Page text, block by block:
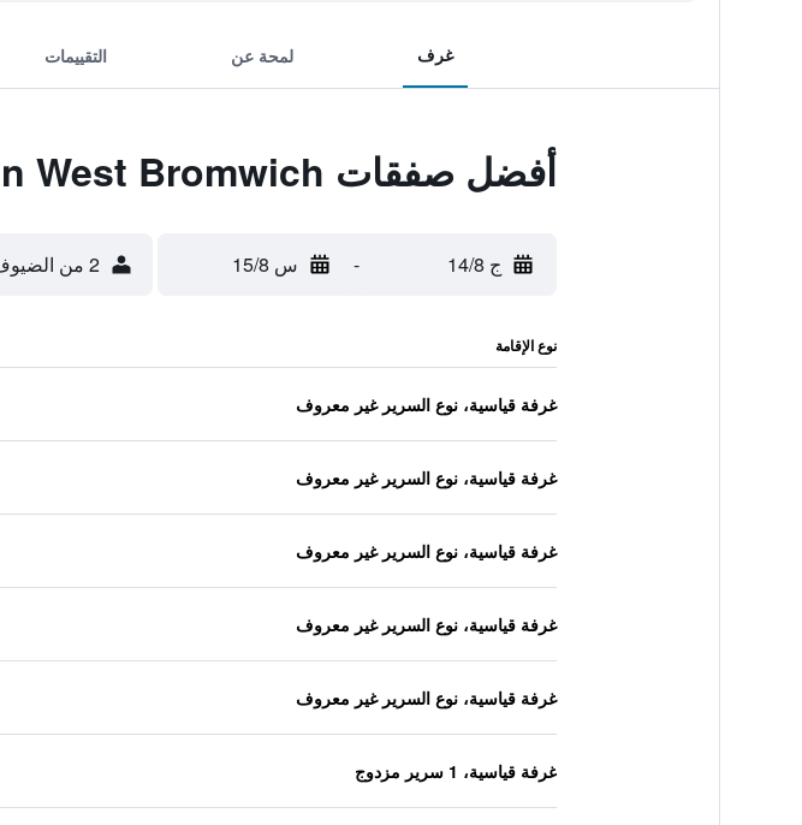
غرف لمحة عن التقييمات
أفضل صفقات Premier Inn West Bromwich
ج 14/8 - س 15/8 2 من الضيوف، غرفة واحدة
نوع الإقامة
غرفة قياسية، نوع السرير غير معروف
غرفة قياسية، نوع السرير غير معروف
غرفة قياسية، نوع السرير غير معروف
غرفة قياسية، نوع السرير غير معروف
غرفة قياسية، نوع السرير غير معروف
غرفة قياسية، 1 سرير مزدوج